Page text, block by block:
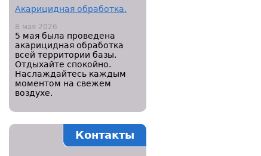
Акарицидная обработка.
8 мая 2026
5 мая была проведена
акарицидная обработка
всей территории базы.
Отдыхайте спокойно.
Наслаждайтесь каждым
моментом на свежем
воздухе.
Контакты